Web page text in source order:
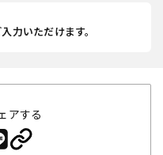
力いただけます。
アする